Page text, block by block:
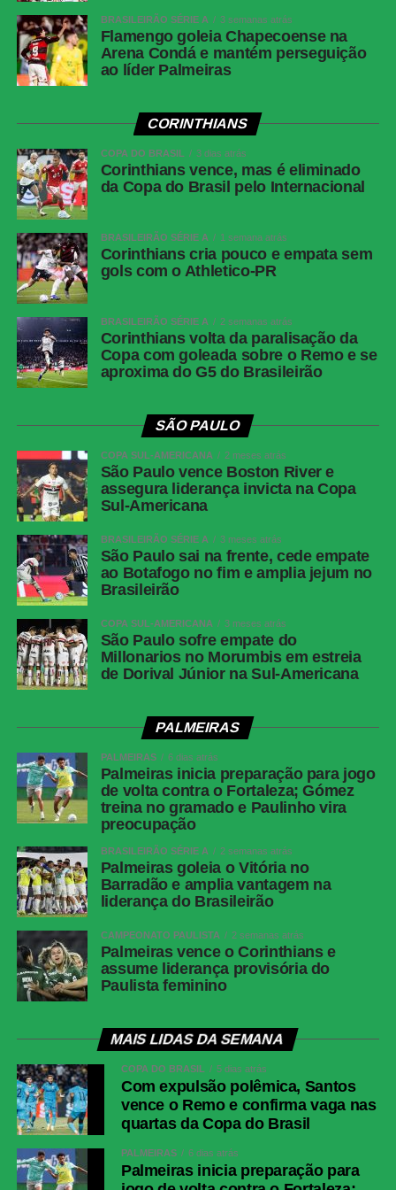
BRASILEIRÃO SÉRIE A 3 semanas atrás
Flamengo goleia Chapecoense na
Arena Condá e mantém perseguição
ao líder Palmeiras
CORINTHIANS
COPA DO BRASIL 3 dias atrás
Corinthians vence, mas é eliminado
da Copa do Brasil pelo Internacional
BRASILEIRÃO SÉRIE A 1 semana atrás
Corinthians cria pouco e empata sem
gols com o Athletico-PR
BRASILEIRÃO SÉRIE A 2 semanas atrás
Corinthians volta da paralisação da
Copa com goleada sobre o Remo e se
aproxima do G5 do Brasileirão
SÃO PAULO
COPA SUL-AMERICANA 2 meses atrás
São Paulo vence Boston River e
assegura liderança invicta na Copa
Sul-Americana
BRASILEIRÃO SÉRIE A 3 meses atrás
São Paulo sai na frente, cede empate
ao Botafogo no fim e amplia jejum no
Brasileirão
COPA SUL-AMERICANA 3 meses atrás
São Paulo sofre empate do
Millonarios no Morumbis em estreia
de Dorival Júnior na Sul-Americana
PALMEIRAS
PALMEIRAS 6 dias atrás
Palmeiras inicia preparação para jogo
de volta contra o Fortaleza; Gómez
treina no gramado e Paulinho vira
preocupação
BRASILEIRÃO SÉRIE A 2 semanas atrás
Palmeiras goleia o Vitória no
Barradão e amplia vantagem na
liderança do Brasileirão
CAMPEONATO PAULISTA 2 semanas atrás
Palmeiras vence o Corinthians e
assume liderança provisória do
Paulista feminino
MAIS LIDAS DA SEMANA
COPA DO BRASIL 5 dias atrás
Com expulsão polêmica, Santos
vence o Remo e confirma vaga nas
quartas da Copa do Brasil
PALMEIRAS 6 dias atrás
Palmeiras inicia preparação para